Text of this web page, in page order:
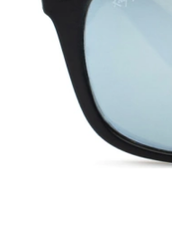
36 mm
Visina leće